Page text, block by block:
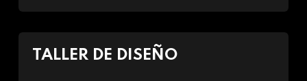
TALLER DE DISEÑO